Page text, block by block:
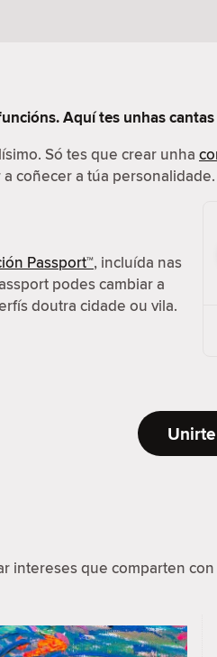
Aquí tes unhas
Só tes que crear unha
coñecer a túa personalidade.
Passport™, incluída nas
podes cambiar a
doutra cidade ou vila.
intereses que comparten